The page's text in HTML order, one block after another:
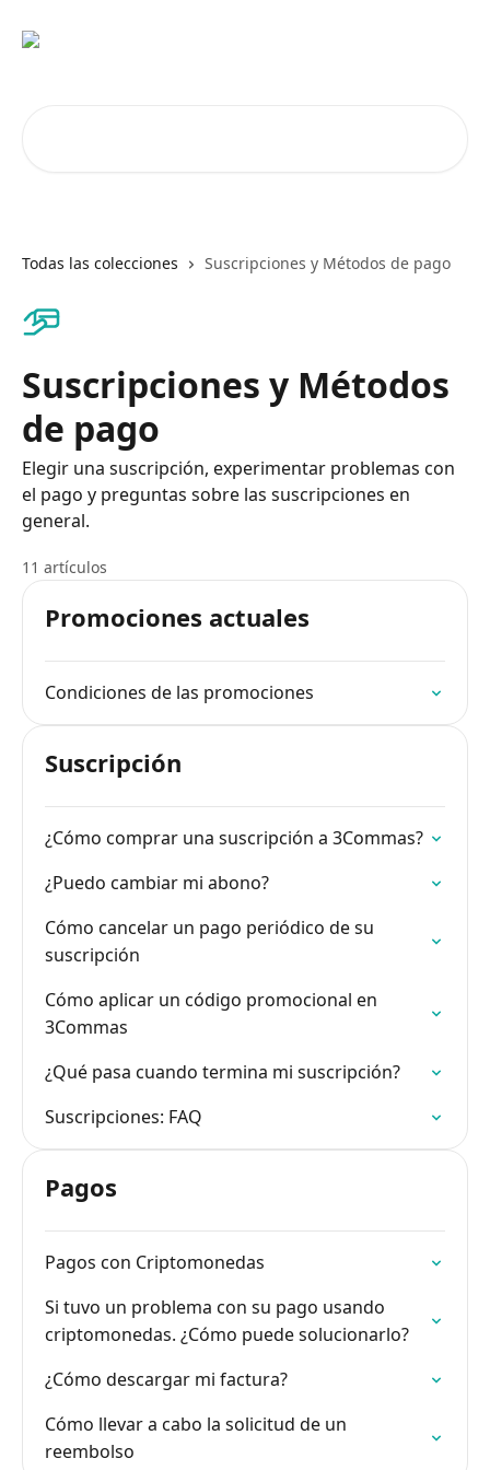
Todas las colecciones Suscripciones y Métodos de pago
Suscripciones y Métodos
de pago
Elegir una suscripción, experimentar problemas con
el pago y preguntas sobre las suscripciones en
general.
11 artículos
Promociones actuales
Condiciones de las promociones
Suscripción
¿Cómo comprar una suscripción a 3Commas?
¿Puedo cambiar mi abono?
Cómo cancelar un pago periódico de su
suscripción
Cómo aplicar un código promocional en
3Commas
¿Qué pasa cuando termina mi suscripción?
Suscripciones: FAQ
Pagos
Pagos con Criptomonedas
Si tuvo un problema con su pago usando
criptomonedas. ¿Cómo puede solucionarlo?
¿Cómo descargar mi factura?
Cómo llevar a cabo la solicitud de un
reembolso